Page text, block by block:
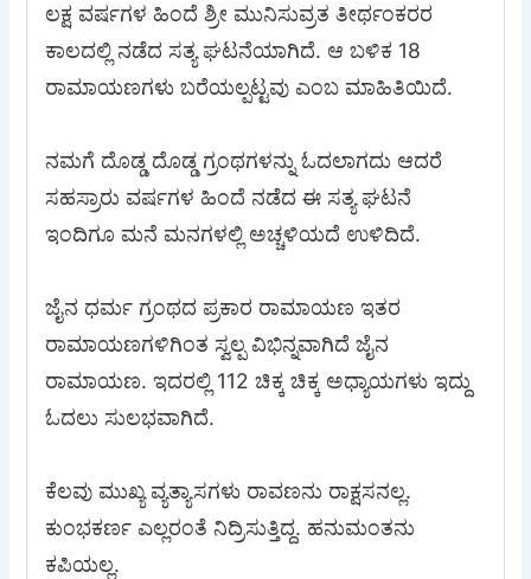
ಲಕ್ಷ ವರ್ಷಗಳ ಹಿಂದೆ ಶ್ರೀ ಮುನಿಸುವ್ರತ ತೀರ್ಥಂಕರರ
ಕಾಲದಲ್ಲಿ ನಡೆದ ಸತ್ಯ ಘಟನೆಯಾಗಿದೆ. ಆ ಬಳಿಕ 18
ರಾಮಾಯಣಗಳು ಬರೆಯಲ್ಪಟ್ಟವು ಎಂಬ ಮಾಹಿತಿಯಿದೆ.
ನಮಗೆ ದೊಡ್ಡ ದೊಡ್ಡ ಗ್ರಂಥಗಳನ್ನು ಓದಲಾಗದು ಆದರೆ
ಸಹಸ್ರಾರು ವರ್ಷಗಳ ಹಿಂದೆ ನಡೆದ ಈ ಸತ್ಯ ಘಟನೆ
ಇಂದಿಗೂ ಮನೆ ಮನಗಳಲ್ಲಿ ಅಚ್ಚಳಿಯದೆ ಉಳಿದಿದೆ.
ಜೈನ ಧರ್ಮ ಗ್ರಂಥದ ಪ್ರಕಾರ ರಾಮಾಯಣ ಇತರ
ರಾಮಾಯಣಗಳಿಗಿಂತ ಸ್ವಲ್ಪ ವಿಭಿನ್ನವಾಗಿದೆ ಜೈನ
ರಾಮಾಯಣ. ಇದರಲ್ಲಿ 112 ಚಿಕ್ಕ ಚಿಕ್ಕ ಅಧ್ಯಾಯಗಳು ಇದ್ದು
ಓದಲು ಸುಲಭವಾಗಿದೆ.
ಕೆಲವು ಮುಖ್ಯ ವ್ಯತ್ಯಾಸಗಳು ರಾವಣನು ರಾಕ್ಷಸನಲ್ಲ.
ಕುಂಭಕರ್ಣ ಎಲ್ಲರಂತೆ ನಿದ್ರಿಸುತ್ತಿದ್ದ. ಹನುಮಂತನು
ಕಪಿಯಲ್ಲ.